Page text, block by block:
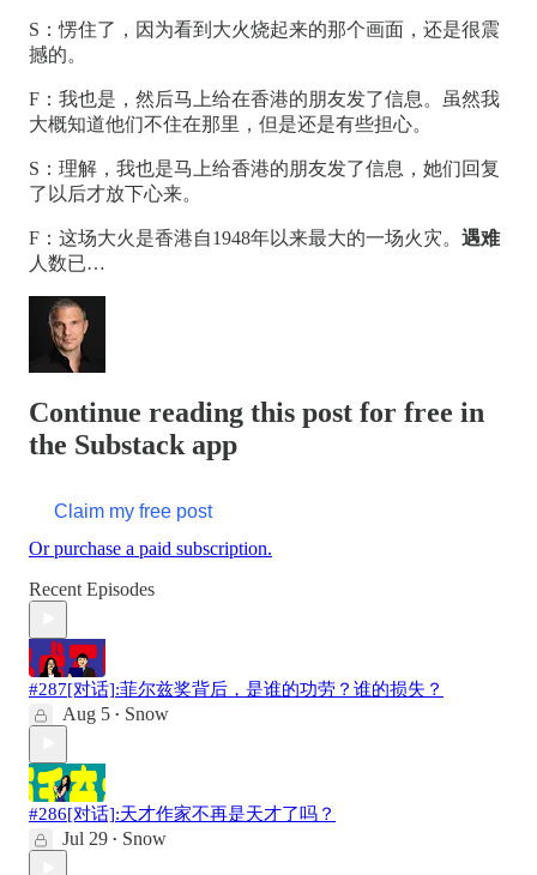
S：愣住了，因为看到大火烧起来的那个画面，还是很震
撼的。
F：我也是，然后马上给在香港的朋友发了信息。虽然我
大概知道他们不住在那里，但是还是有些担心。
S：理解，我也是马上给香港的朋友发了信息，她们回复
了以后才放下心来。
F：这场大火是香港自1948年以来最大的一场火灾。 遇难
人数已…
Continue reading this post for free in
the Substack app
Claim my free post
Or purchase a paid subscription.
Recent Episodes
#287[对话]:菲尔兹奖背后，是谁的功劳？谁的损失？
Aug 5 • Snow
#286[对话]:天才作家不再是天才了吗？
Jul 29 • Snow